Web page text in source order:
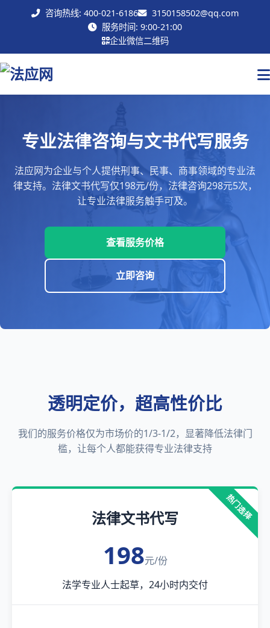
咨询热线: 400-021-6186
3150158502@qq.com
服务时间: 9:00-21:00
企业微信二维码
专业法律咨询与文书代写服务
法应网为企业与个人提供刑事、民事、商事领域的专业法
律支持。法律文书代写仅198元/份，法律咨询298元5次，
让专业法律服务触手可及。
查看服务价格
立即咨询
透明定价，超高性价比
我们的服务价格仅为市场价的1/3-1/2，显著降低法律门
槛，让每个人都能获得专业法律支持
热门选择
法律文书代写
198元/份
法学专业人士起草，24小时内交付